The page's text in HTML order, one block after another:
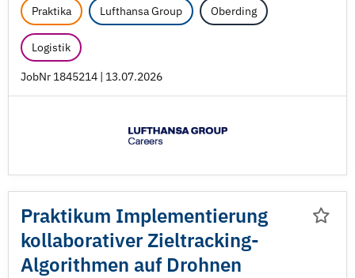
Praktika Lufthansa Group Oberding
Logistik
JobNr 1845214 | 13.07.2026
Praktikum Implementierung
kollaborativer Zieltracking-
Algorithmen auf Drohnen